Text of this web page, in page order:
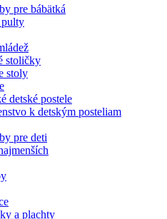
pre bábätká
stoličky
stoly
detské postele
k detským posteliam
pre deti
a plachty